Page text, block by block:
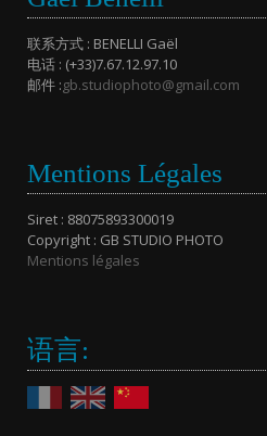
联系方式 : BENELLI Gaël
电话 : (+33)7.67.12.97.10
邮件 :gb.studiophoto@gmail.com
Mentions Légales
Siret : 88075893300019
Copyright : GB STUDIO PHOTO
Mentions légales
语言: